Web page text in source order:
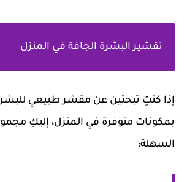
تقشير البشرة الجافة في المنزل
إذا كنتِ تبحثين عن مقشر طبيعي
بمكونات متوفرة في المنزل، إليكِ
السهلة: